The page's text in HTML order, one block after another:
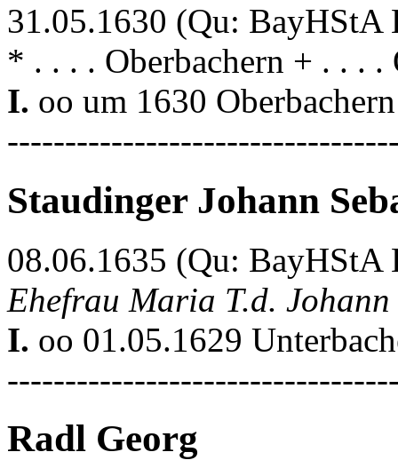
31.05.1630 (Qu:
* . . . . Oberbachern + . . . .
I. oo um 1630
Staudinger Johann
08.06.1635 (Qu:
Ehefrau Maria T.d.
I. oo 01.05.1629
Radl Georg